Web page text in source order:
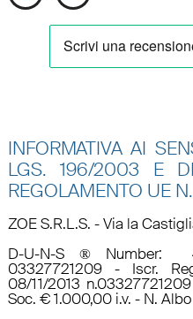
INFORMATIVA AI
LGS. 196/2003 E
REGOLAMENTO UE N.
ZOE S.R.L.S. - Via la
D-U-N-S ® Number:
03327721209 - Iscr.
08/11/2013
Soc. € 1.000,00 i.v. - N.